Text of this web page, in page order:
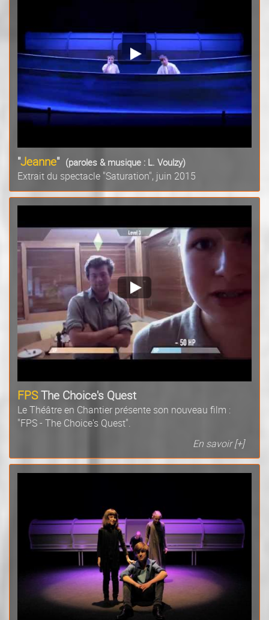
"Jeanne" (paroles & musique : L. Voulzy)
Extrait du spectacle "Saturation", juin 2015
FPSThe Choice's Quest
Le Théâtre en Chantier présente son nouveau film :
"FPS - The Choice's Quest".
En savoir [+]